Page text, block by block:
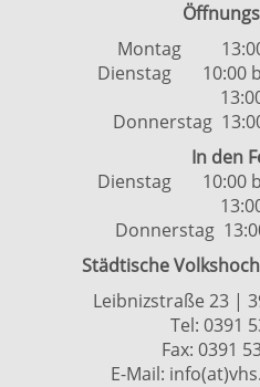
Montag 13:00
Dienstag 10:00
13:00 bis
Donnerstag
In den
Dienstag 10:00
13:00 bis
Donnerstag
Städtische
Leibnizstraße 23 |
Tel: 0391
Fax: 0391
E-Mail: